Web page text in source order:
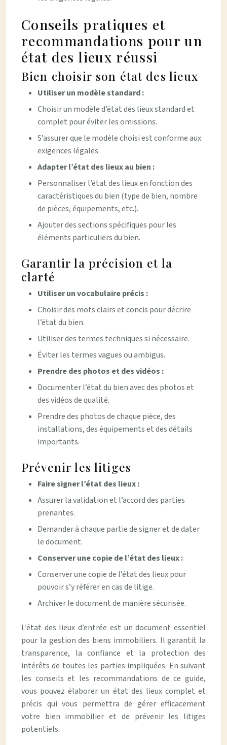
Conseils pratiques et
recommandations pour un
état des lieux réussi
Bien choisir son état des lieux
Utiliser un modèle standard :
Choisir un modèle d’état des lieux standard et
complet pour éviter les omissions.
S’assurer que le modèle choisi est conforme aux
exigences légales.
Adapter l’état des lieux au bien :
Personnaliser l’état des lieux en fonction des
caractéristiques du bien (type de bien, nombre
de pièces, équipements, etc.).
Ajouter des sections spécifiques pour les
éléments particuliers du bien.
Garantir la précision et la
clarté
Utiliser un vocabulaire précis :
Choisir des mots clairs et concis pour décrire
l’état du bien.
Utiliser des termes techniques si nécessaire.
Éviter les termes vagues ou ambigus.
Prendre des photos et des vidéos :
Documenter l’état du bien avec des photos et
des vidéos de qualité.
Prendre des photos de chaque pièce, des
installations, des équipements et des détails
importants.
Prévenir les litiges
Faire signer l’état des lieux :
Assurer la validation et l’accord des parties
prenantes.
Demander à chaque partie de signer et de dater
le document.
Conserver une copie de l’état des lieux :
Conserver une copie de l’état des lieux pour
pouvoir s’y référer en cas de litige.
Archiver le document de manière sécurisée.
L’état des lieux d’entrée est un document essentiel
pour la gestion des biens immobiliers. Il garantit la
transparence, la confiance et la protection des
intérêts de toutes les parties impliquées. En suivant
les conseils et les recommandations de ce guide,
vous pouvez élaborer un état des lieux complet et
précis qui vous permettra de gérer efficacement
votre bien immobilier et de prévenir les litiges
potentiels.